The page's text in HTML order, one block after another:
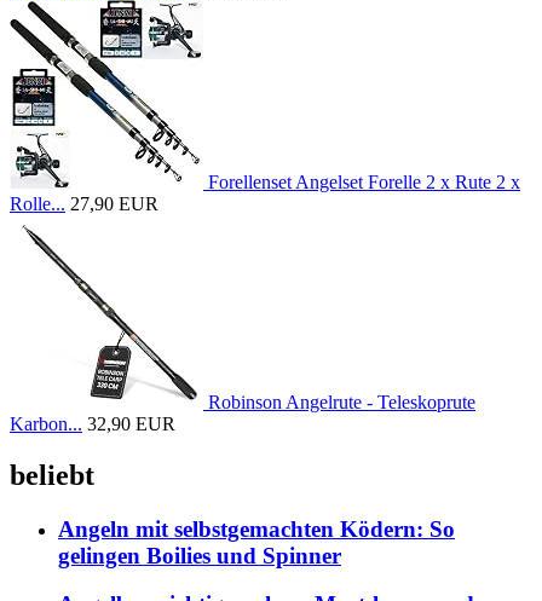
Forellenset Angelset Forelle 2 x Rute 2 x
Rolle... 27,90 EUR
Robinson Angelrute - Teleskoprute
Karbon... 32,90 EUR
beliebt
Angeln mit selbstgemachten Ködern: So
gelingen Boilies und Spinner